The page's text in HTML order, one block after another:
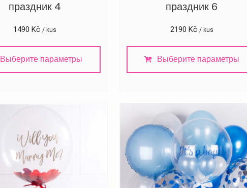
праздник 4
1490Kč / kus
Выберите параметры
праздник 6
2190 Kč / kus
Выберите параметры